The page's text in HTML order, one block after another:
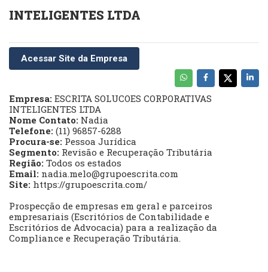
INTELIGENTES LTDA
Acessar Site da Empresa
Empresa: ESCRITA SOLUCOES CORPORATIVAS
INTELIGENTES LTDA
Nome Contato: Nadia
Telefone: (11) 96857-6288
Procura-se: Pessoa Jurídica
Segmento: Revisão e Recuperação Tributária
Região: Todos os estados
Email: nadia.melo@grupoescrita.com
Site: https://grupoescrita.com/
Prospecção de empresas em geral e parceiros
empresariais (Escritórios de Contabilidade e
Escritórios de Advocacia) para a realização da
Compliance e Recuperação Tributária.